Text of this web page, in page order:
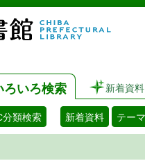
ろいろ検索 新着資料
分類検索 新着資料 テー